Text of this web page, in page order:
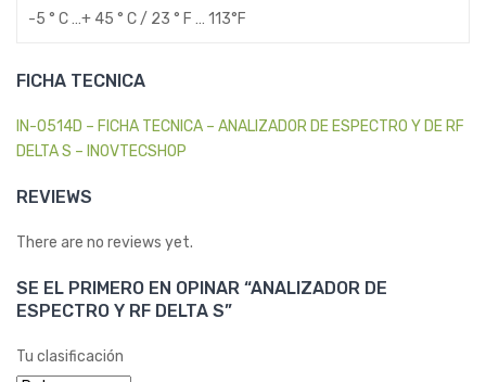
-5 ° C …+ 45 ° C / 23 ° F … 113°F
FICHA TECNICA
IN-0514D – FICHA TECNICA – ANALIZADOR DE ESPECTRO Y DE RF
DELTA S – INOVTECSHOP
REVIEWS
There are no reviews yet.
SE EL PRIMERO EN OPINAR “ANALIZADOR DE
ESPECTRO Y RF DELTA S”
Tu clasificación